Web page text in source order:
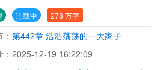
连载中 278 万字
第442章 浩浩荡荡的一大家子
：2025-12-19 16:22:09